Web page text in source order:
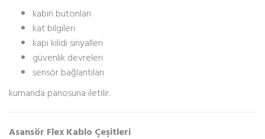
kabin butonları
kat bilgileri
kapı kilidi sinyalleri
güvenlik devreleri
sensör bağlantıları
kumanda panosuna iletilir.
Asansör Flex Kablo Çeşitleri